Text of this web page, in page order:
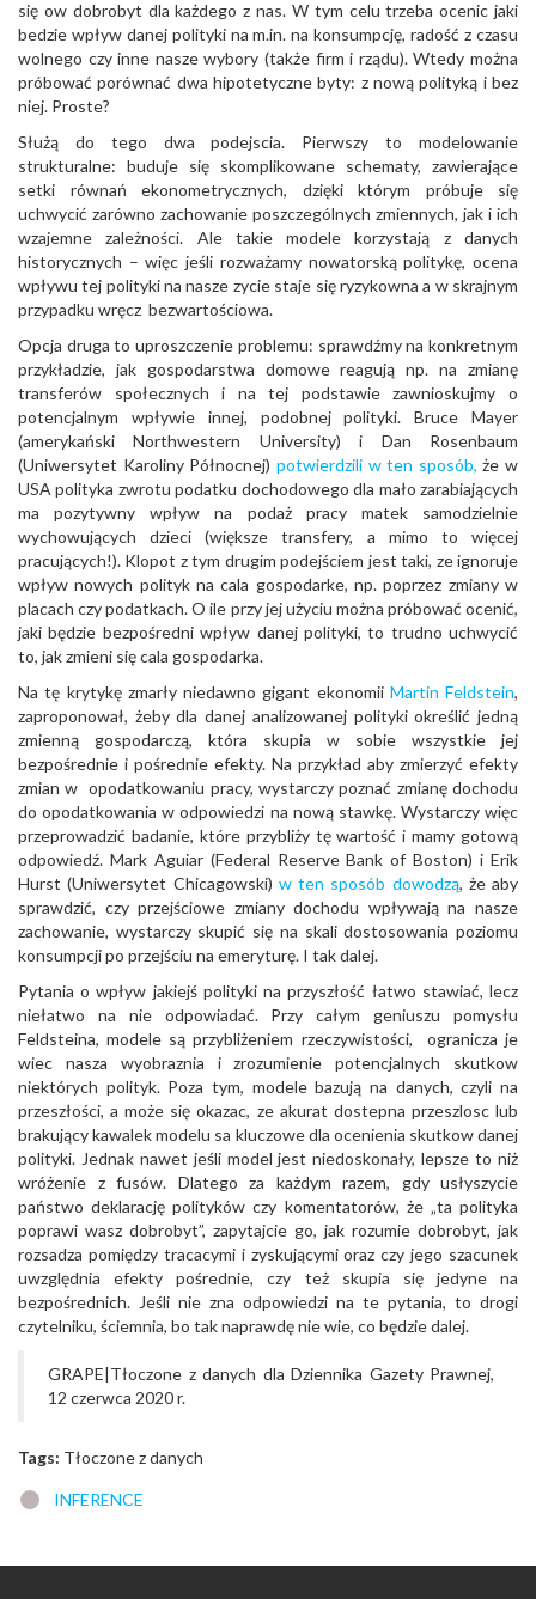
się ow dobrobyt dla każdego z nas. W tym celu trzeba ocenic jaki
bedzie wpływ danej polityki na m.in. na konsumpcję, radość z czasu
wolnego czy inne nasze wybory (także firm i rządu). Wtedy można
próbować porównać dwa hipotetyczne byty: z nową polityką i bez
niej. Proste?
Służą do tego dwa podejscia. Pierwszy to modelowanie
strukturalne: buduje się skomplikowane schematy, zawierające
setki równań ekonometrycznych, dzięki którym próbuje się
uchwycić zarówno zachowanie poszczególnych zmiennych, jak i ich
wzajemne zależności. Ale takie modele korzystają z danych
historycznych – więc jeśli rozważamy nowatorską politykę, ocena
wpływu tej polityki na nasze zycie staje się ryzykowna a w skrajnym
przypadku wręcz bezwartościowa.
Opcja druga to uproszczenie problemu: sprawdźmy na konkretnym
przykładzie, jak gospodarstwa domowe reagują np. na zmianę
transferów społecznych i na tej podstawie zawnioskujmy o
potencjalnym wpływie innej, podobnej polityki. Bruce Mayer
(amerykański Northwestern University) i Dan Rosenbaum
(Uniwersytet Karoliny Północnej) potwierdzili w ten sposób, że w
USA polityka zwrotu podatku dochodowego dla mało zarabiających
ma pozytywny wpływ na podaż pracy matek samodzielnie
wychowujących dzieci (większe transfery, a mimo to więcej
pracujących!). Klopot z tym drugim podejściem jest taki, ze ignoruje
wpływ nowych polityk na cala gospodarke, np. poprzez zmiany w
placach czy podatkach. O ile przy jej użyciu można próbować ocenić,
jaki będzie bezpośredni wpływ danej polityki, to trudno uchwycić
to, jak zmieni się cala gospodarka.
Na tę krytykę zmarły niedawno gigant ekonomii Martin Feldstein,
zaproponował, żeby dla danej analizowanej polityki określić jedną
zmienną gospodarczą, która skupia w sobie wszystkie jej
bezpośrednie i pośrednie efekty. Na przykład aby zmierzyć efekty
zmian w opodatkowaniu pracy, wystarczy poznać zmianę dochodu
do opodatkowania w odpowiedzi na nową stawkę. Wystarczy więc
przeprowadzić badanie, które przybliży tę wartość i mamy gotową
odpowiedź. Mark Aguiar (Federal Reserve Bank of Boston) i Erik
Hurst (Uniwersytet Chicagowski) w ten sposób dowodzą, że aby
sprawdzić, czy przejściowe zmiany dochodu wpływają na nasze
zachowanie, wystarczy skupić się na skali dostosowania poziomu
konsumpcji po przejściu na emeryturę. I tak dalej.
Pytania o wpływ jakiejś polityki na przyszłość łatwo stawiać, lecz
niełatwo na nie odpowiadać. Przy całym geniuszu pomysłu
Feldsteina, modele są przybliżeniem rzeczywistości, ogranicza je
wiec nasza wyobraznia i zrozumienie potencjalnych skutkow
niektórych polityk. Poza tym, modele bazują na danych, czyli na
przeszłości, a może się okazac, ze akurat dostepna przeszlosc lub
brakujący kawalek modelu sa kluczowe dla ocenienia skutkow danej
polityki. Jednak nawet jeśli model jest niedoskonały, lepsze to niż
wróżenie z fusów. Dlatego za każdym razem, gdy usłyszycie
państwo deklarację polityków czy komentatorów, że „ta polityka
poprawi wasz dobrobyt”, zapytajcie go, jak rozumie dobrobyt, jak
rozsadza pomiędzy tracacymi i zyskującymi oraz czy jego szacunek
uwzględnia efekty pośrednie, czy też skupia się jedyne na
bezpośrednich. Jeśli nie zna odpowiedzi na te pytania, to drogi
czytelniku, ściemnia, bo tak naprawdę nie wie, co będzie dalej.
GRAPE|Tłoczone z danych dla Dziennika Gazety Prawnej,
12 czerwca 2020 r.
Tags: Tłoczone z danych
INFERENCE